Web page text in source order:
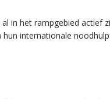
in het rampgebied actief
internationale